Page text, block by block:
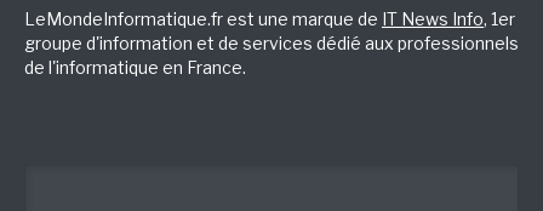
LeMondeInformatique.fr est une marque de IT News Info, 1er
groupe d'information et de services dédié aux professionnels
de l'informatique en France.